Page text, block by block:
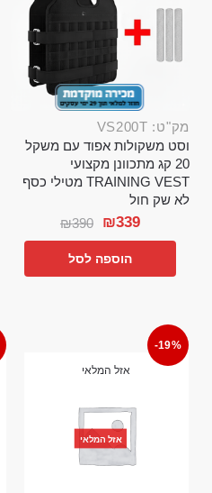
מק"ט: VS200T
וסט משקולות אפוד עם משקל
20 קג מתכוונן מקצועי
TRAINING VEST מטילי כסף
לא שק חול
₪390 ₪339
הוספה לסל
-19%
אזל המלאי
אזל המלאי